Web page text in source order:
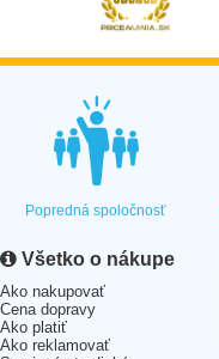
Popredná spoločnosť
Všetko o nákupe
Ako nakupovať
Cena dopravy
Ako platiť
Ako reklamovať